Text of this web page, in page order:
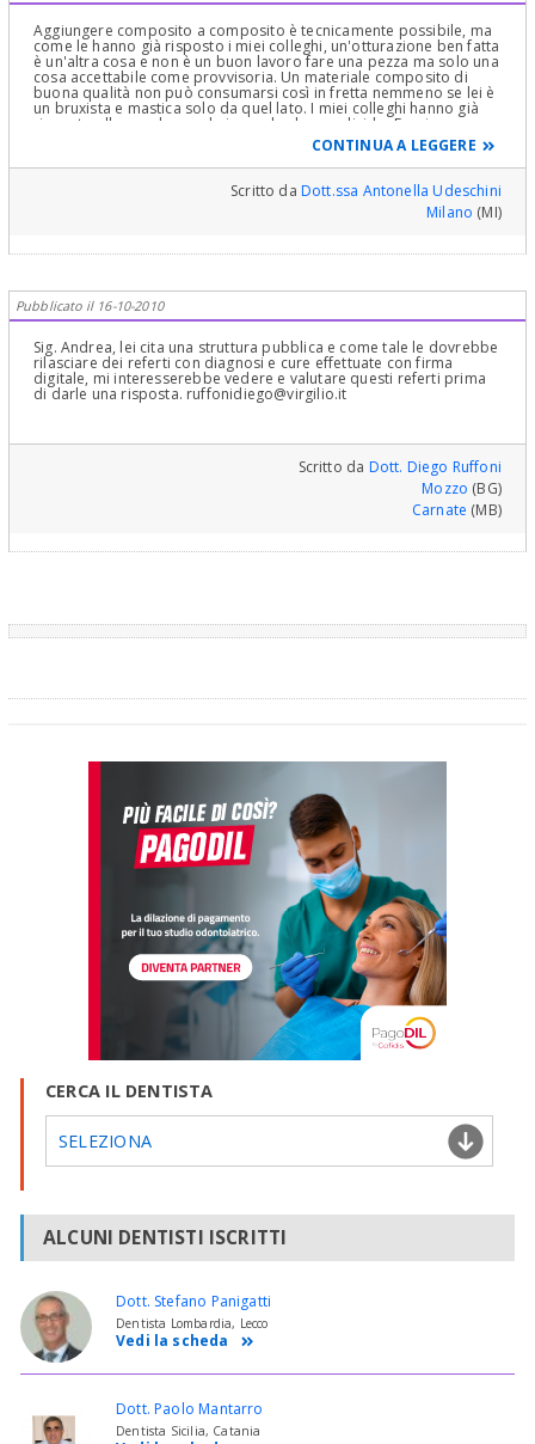
Aggiungere composito a composito è tecnicamente possibile, ma
come le hanno già risposto i miei colleghi, un'otturazione ben fatta
è un'altra cosa e non è un buon lavoro fare una pezza ma solo una
cosa accettabile come provvisoria. Un materiale composito di
buona qualità non può consumarsi così in fretta nemmeno se lei è
un bruxista e mastica solo da quel lato. I miei colleghi hanno già
risposto alle sue domande in modo che condivido. Farei una
valutazione accurata del bruxismo, della presenza di elementi
scatenanti o meno, malocclusioni o interferenze, sovraccarichi
muscolari o articolari, necessità o meno di fisioterapia ATM ed
eventualmente l'utilizzo di un bite notturno: sono valutazioni che io
faccio con una fisioterapista dello stomatologico e che mi
CONTINUA A LEGGERE
Scritto da Dott.ssa Antonella Udeschini
Milano (MI)
Pubblicato il 16-10-2010
Sig. Andrea, lei cita una struttura pubblica e come tale le dovrebbe
rilasciare dei referti con diagnosi e cure effettuate con firma
digitale, mi interesserebbe vedere e valutare questi referti prima
di darle una risposta. ruffonidiego@virgilio.it
Scritto da Dott. Diego Ruffoni
Mozzo (BG)
Carnate (MB)
CERCA IL DENTISTA
SELEZIONA
ALCUNI DENTISTI ISCRITTI
Dott. Stefano Panigatti
Dentista Lombardia, Lecco
Vedi la scheda
Dott. Paolo Mantarro
Dentista Sicilia, Catania